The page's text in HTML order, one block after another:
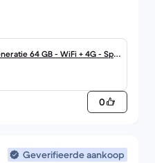
64 GB - WiFi + 4G - Spa
0
Geverifieerde aankoop